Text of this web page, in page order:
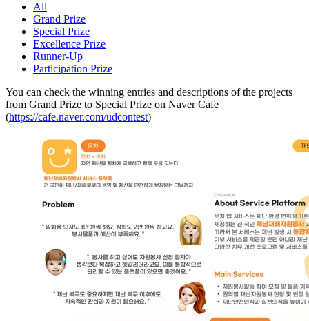
All
Grand Prize
Special Prize
Excellence Prize
Runner-Up
Participation Prize
You can check the winning entries and descriptions of the projects
from Grand Prize to Special Prize on Naver Cafe
(https://cafe.naver.com/udcontest)